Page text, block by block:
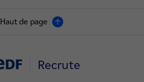
Haut de page
Recrute